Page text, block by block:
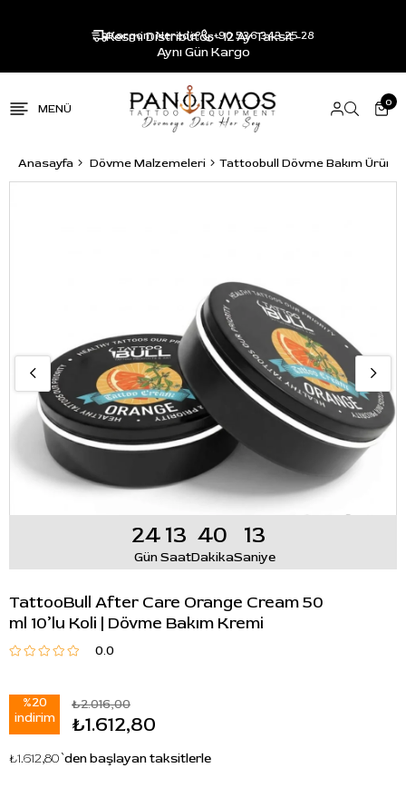
Resmi Distribütör - 12 Ay Taksit -
Aynı Gün Kargo
Kargom Nerede? +90 536 343 25 28
0
Anasayfa Dövme Malzemeleri Tattoobull Dövme Bakım
24
Gün
13
Saat
40
Dakika
13
Saniye
TattooBull After Care Orange Cream 50
ml 10’lu Koli | Dövme Bakım Kremi
0.0
%20
i̇ndirim
₺2.016,00
₺1.612,80
₺1.612,80`den başlayan taksitlerle